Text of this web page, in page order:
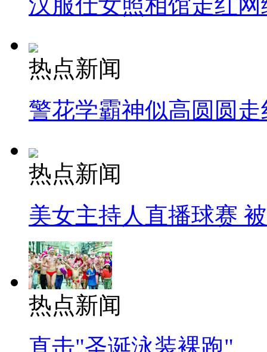
热点新闻
警花学霸神似高圆圆走
热点新闻
美女主持人直播球赛
热点新闻
直击"圣诞泳装裸跑"